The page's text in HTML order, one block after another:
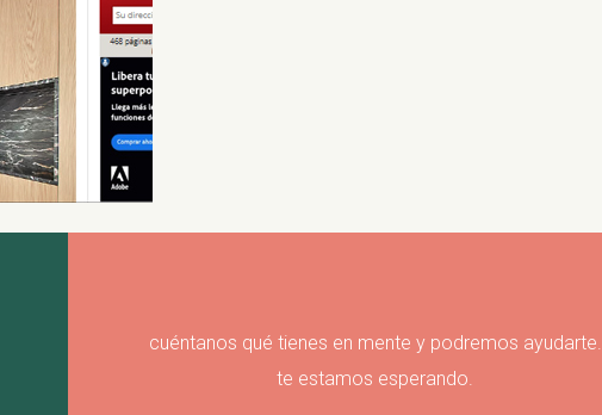
cuéntanos qué tienes en mente y podremos ayudarte.
te estamos esperando.